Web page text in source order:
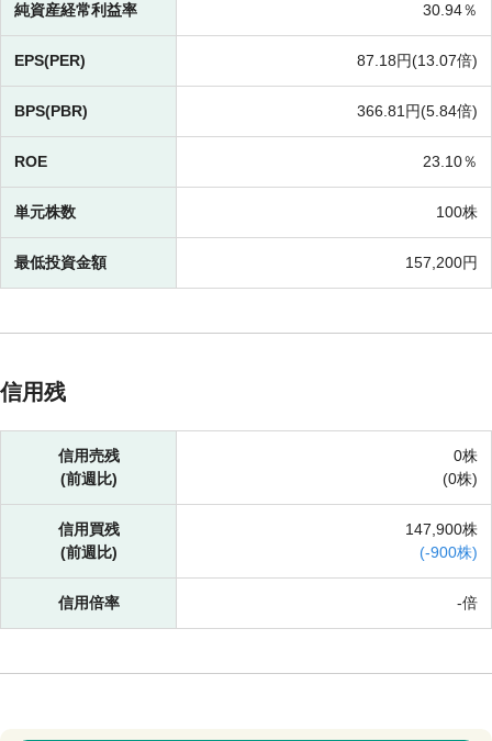
純資産経常利益率 30.94％
EPS(PER) 87.18円(13.07倍)
BPS(PBR) 366.81円(5.84倍)
ROE 23.10％
単元株数 100株
最低投資金額 157,200円
信用残
信用売残
(前週比)
0株
(0株)
信用買残
(前週比)
147,900株
(-900株)
信用倍率 -倍